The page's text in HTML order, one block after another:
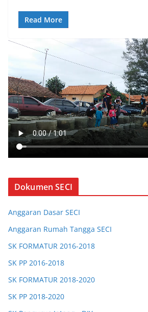
Read More
Dokumen SECI
Anggaran Dasar SECI
Anggaran Rumah Tangga SECI
SK FORMATUR 2016-2018
SK PP 2016-2018
SK FORMATUR 2018-2020
SK PP 2018-2020